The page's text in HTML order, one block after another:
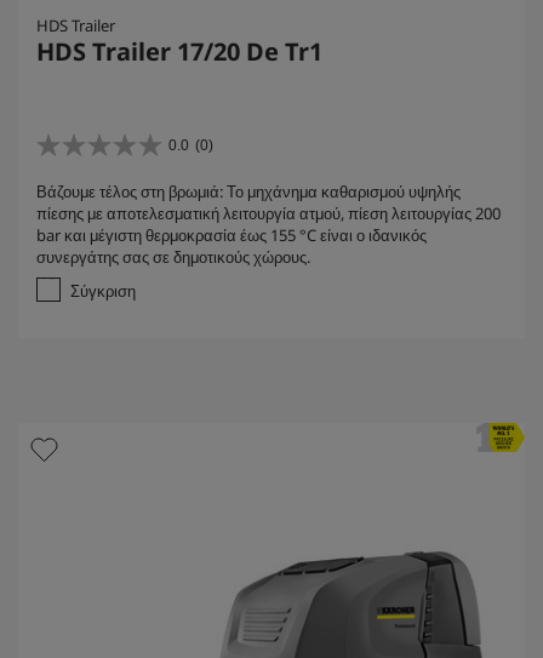
HDS Trailer
HDS Trailer 17/20 De Tr1
0.0 (0)
0
0
α
π
ό
α
α
.
Βάζουμε τέλος στη βρωμιά: Το μηχάνημα καθαρισμού υψηλής
πίεσης με αποτελεσματική λειτουργία ατμού, πίεση λειτουργίας 200
bar και μέγιστη θερμοκρασία έως 155 °C είναι ο ιδανικός
συνεργάτης σας σε δημοτικούς χώρους.
Σύγκριση